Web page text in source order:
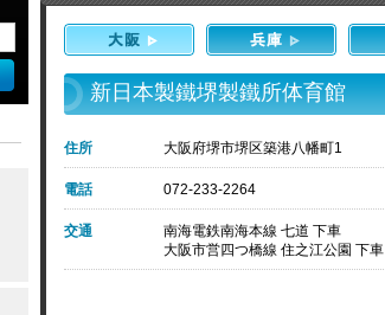
新日本製鐵堺製鐵所体育館
住所 大阪府堺市堺区築港八幡町1
電話 072-233-2264
交通
南海電鉄南海本線 七道 下車
大阪市営四つ橋線 住之江公園 下車